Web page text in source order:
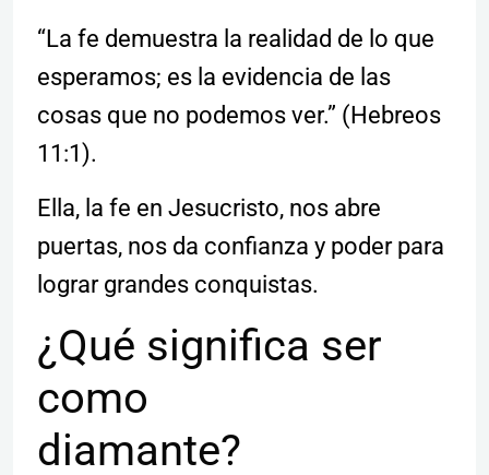
“La fe demuestra la realidad de lo que
esperamos; es la evidencia de las
cosas que no podemos ver.” (Hebreos
11:1).
Ella, la fe en Jesucristo, nos abre
puertas, nos da confianza y poder para
lograr grandes conquistas.
¿Qué significa ser
como
diamante?